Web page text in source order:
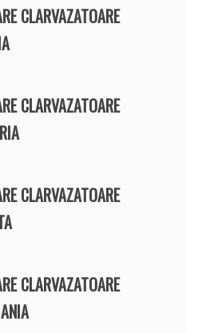
CLARVAZATOARE
CLARVAZATOARE
CLARVAZATOARE
CLARVAZATOARE